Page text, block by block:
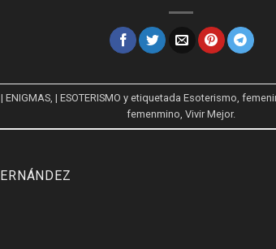
| ENIGMAS, | ESOTERISMO y etiquetada Esoterismo
femenmino ,Vivir Mejor.